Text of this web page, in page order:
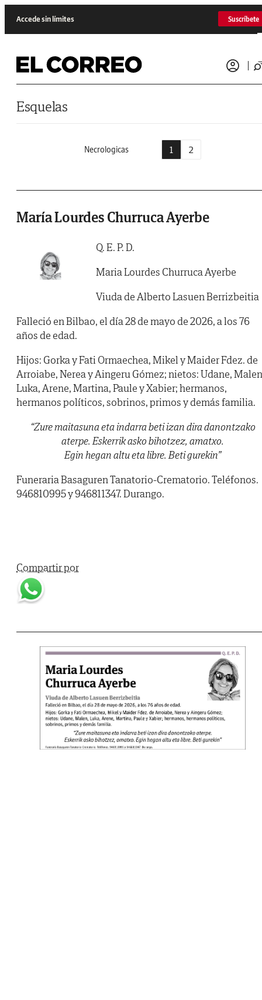
Accede sin límites Suscríbete
Esquelas
Necrologicas 1 2
María Lourdes Churruca Ayerbe
Q. E. P. D.
Maria Lourdes Churruca Ayerbe
Viuda de Alberto Lasuen Berrizbeitia
Falleció en Bilbao, el día 28 de mayo de 2026, a los 76
años de edad.
Hijos: Gorka y Fati Ormaechea, Mikel y Maider Fdez. de
Arroiabe, Nerea y Aingeru Gómez; nietos: Udane,
Luka, Arene, Martina, Paule y Xabier; hermanos,
hermanos políticos, sobrinos, primos y demás familia.
“Zure maitasuna eta indarra beti izan dira danontzako
aterpe. Eskerrik asko bihotzez, amatxo.
Egin hegan altu eta libre. Beti gurekin”
Funeraria Basaguren Tanatorio-Crematorio. Teléfonos.
946810995 y 946811347. Durango.
Compartir por